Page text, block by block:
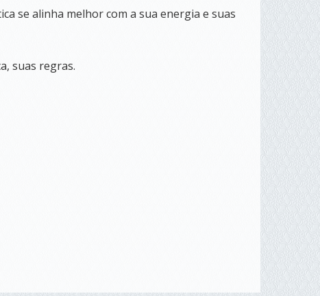
se alinha melhor com a sua energia e suas
suas regras.